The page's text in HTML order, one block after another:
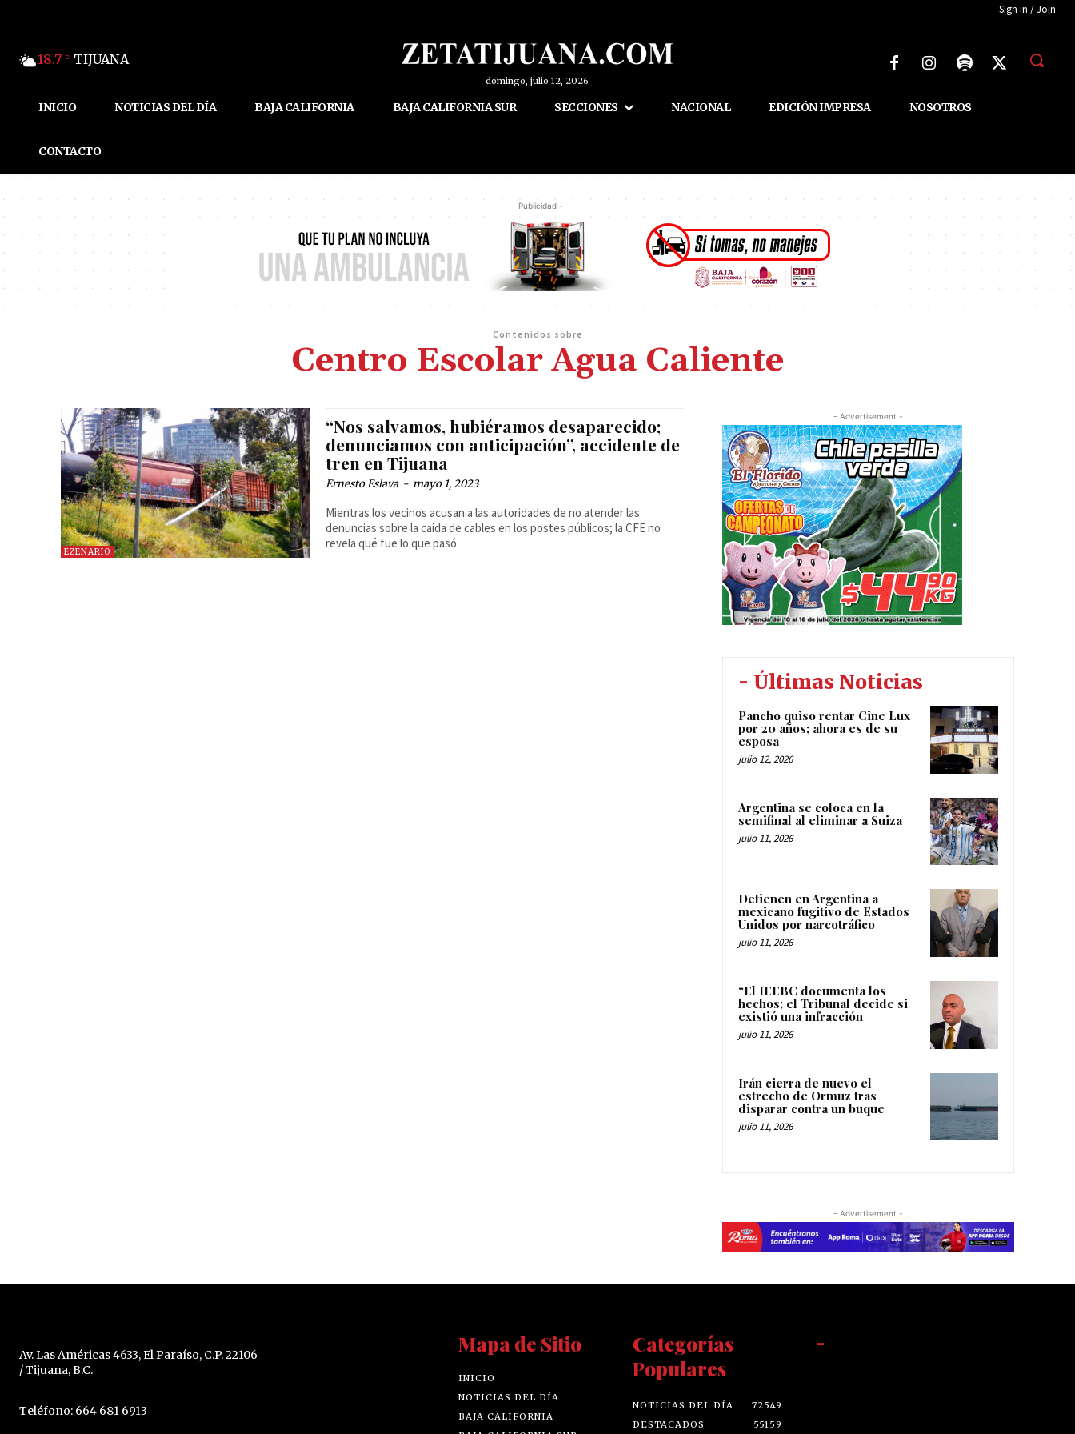
Sign in / Join
18.7 C TIJUANA
domingo, julio 12, 2026
INICIO NOTICIAS DEL DÍA BAJA CALIFORNIA BAJA CALIFORNIA SUR SECCIONES NACIONAL EDICIÓN IMPRESA NOSOTROS
CONTACTO
- Publicidad -
Contenidos sobre
Centro Escolar Agua Caliente
EZENARIO
“Nos salvamos, hubiéramos desaparecido;
denunciamos con anticipación”, accidente de
tren en Tijuana
Ernesto Eslava - mayo 1, 2023
Mientras los vecinos acusan a las autoridades de no atender las
denuncias sobre la caída de cables en los postes públicos; la CFE no
revela qué fue lo que pasó
- Advertisement -
- Últimas Noticias
Pancho quiso rentar Cine Lux
por 20 años; ahora es de su
esposa
julio 12, 2026
Argentina se coloca en la
semifinal al eliminar a Suiza
julio 11, 2026
Detienen en Argentina a
mexicano fugitivo de Estados
Unidos por narcotráfico
julio 11, 2026
“El IEEBC documenta los
hechos; el Tribunal decide si
existió una infracción
julio 11, 2026
Irán cierra de nuevo el
estrecho de Ormuz tras
disparar contra un buque
julio 11, 2026
- Advertisement -
Av. Las Américas 4633, El Paraíso, C.P. 22106
/ Tijuana, B.C.
Teléfono: 664 681 6913
Mapa de Sitio
INICIO
NOTICIAS DEL DÍA
BAJA CALIFORNIA
Categorías
Populares
NOTICIAS DEL DÍA
72549
DESTACADOS
55159
-